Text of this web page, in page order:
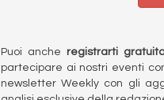
Puoi anche registrarti
partecipare ai nostri eventi
newsletter Weekly con gli